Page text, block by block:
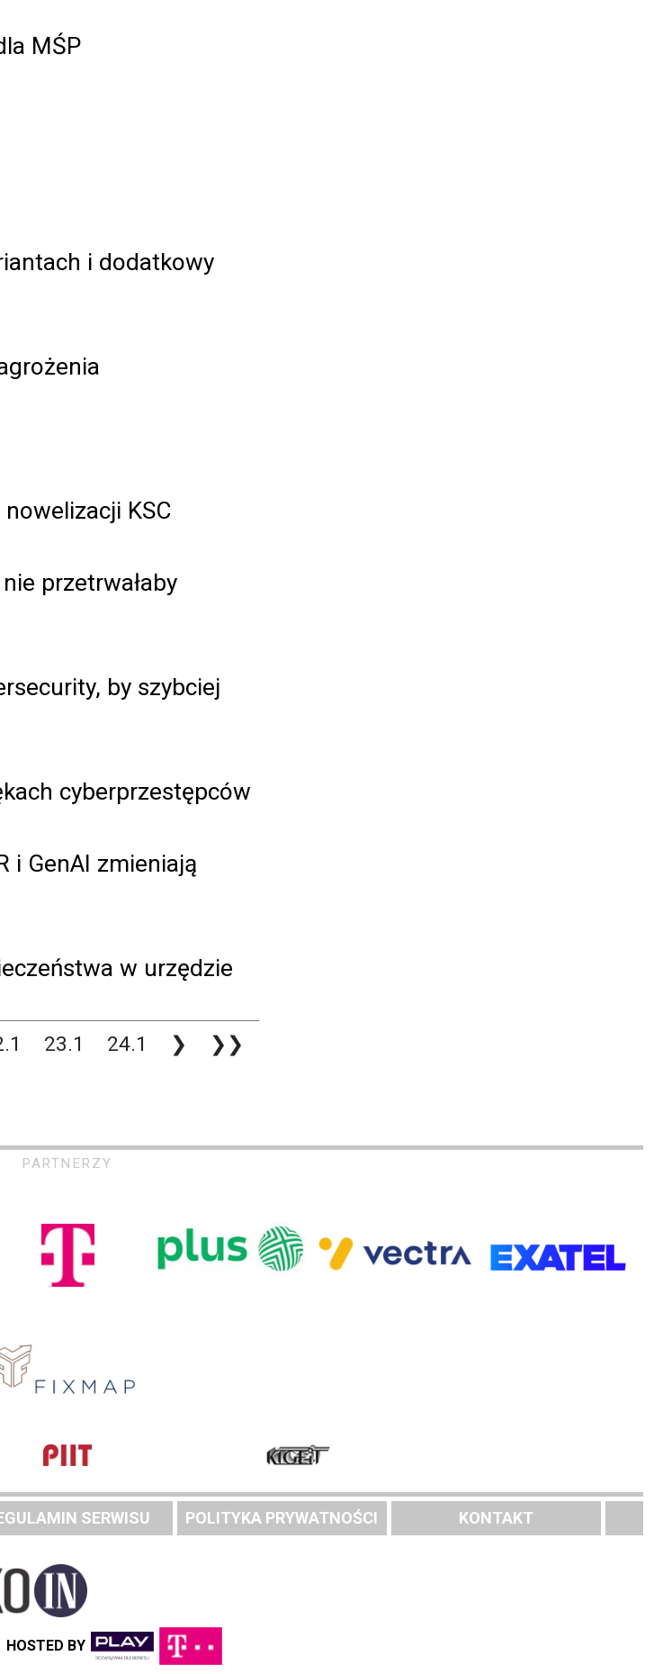
MŚP
i dodatkowy
KSC
przetrwałaby
by szybciej
cyberprzestępców
i GenAI zmieniają
w urzędzie
23.1 24.1 ❯ ❯❯
PARTNERZY
SERWISU POLITYKA PRYWATNOŚCI KONTAKT
HOSTED BY